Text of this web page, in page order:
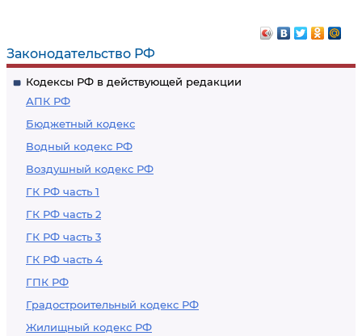
Законодательство РФ
Кодексы РФ в действующей редакции
АПК РФ
Бюджетный кодекс
Водный кодекс РФ
Воздушный кодекс РФ
ГК РФ часть 1
ГК РФ часть 2
ГК РФ часть 3
ГК РФ часть 4
ГПК РФ
Градостроительный кодекс РФ
Жилищный кодекс РФ
ответственности или
уменьшении
пределов его
ответственности
перевозки
пассажира